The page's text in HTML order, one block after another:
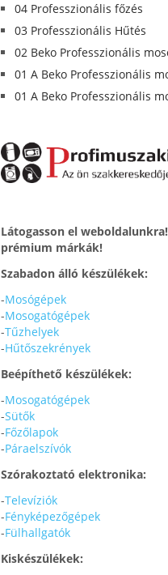
04 Professzionális főzés
03 Professzionális Hűtés
02 Beko Professzionális
01 A Beko Professzionális
01 A Beko Professzionális
Látogasson el
prémium márkák!
Szabadon álló készülékek:
-Mosógépek
-Mosogatógépek
-Tűzhelyek
-Hűtőszekrények
Beépíthető készülékek:
-Mosogatógépek
-Sütők
-Főzőlapok
-Páraelszívók
Szórakoztató elektronika:
-Televíziók
-Fényképezőgépek
-Fülhallgatók
Kiskészülékek: